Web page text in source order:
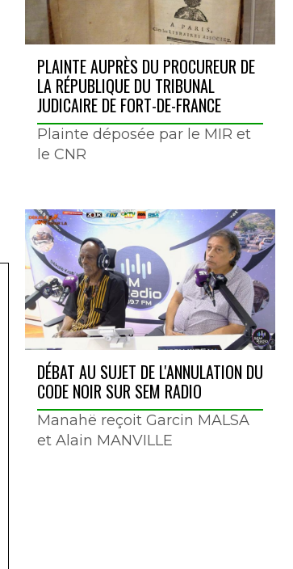
PLAINTE AUPRÈS DU PROCUREUR DE
LA RÉPUBLIQUE DU TRIBUNAL
JUDICAIRE DE FORT-DE-FRANCE
Plainte déposée par le MIR et
le CNR
DÉBAT AU SUJET DE L'ANNULATION DU
CODE NOIR SUR SEM RADIO
Manahë reçoit Garcin MALSA
et Alain MANVILLE